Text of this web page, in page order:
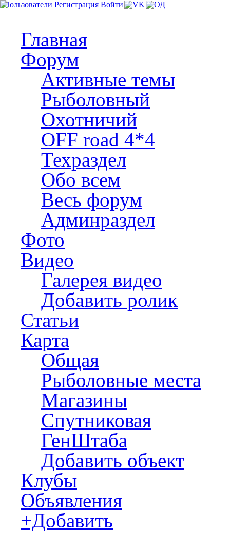
Пользователи Регистрация Войти
Главная
Форум
Активные темы
Рыболовный
Охотничий
OFF road 4*4
Техраздел
Обо всем
Весь форум
Админраздел
Фото
Видео
Галерея видео
Добавить ролик
Статьи
Карта
Общая
Рыболовные места
Магазины
Спутниковая
ГенШтаба
Добавить объект
Клубы
Объявления
+Добавить